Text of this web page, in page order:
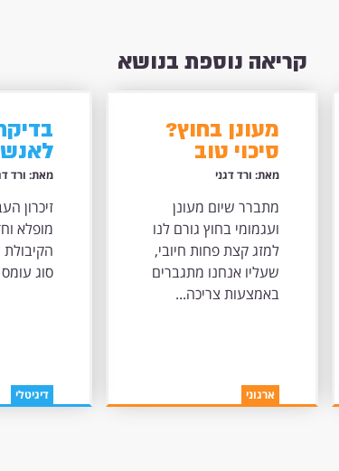
קריאה נוספת בנושא
מעונן בחוץ?
סיכוי טוב
לחשיבה בהירה
מאת: ורד דגני
מתברר שיום מעונן
ועגמומי בחוץ גורם לנו
למזג קצת פחות חיובי,
שעליו אנחנו מתגברים
באמצעות צריכה...
ארגוני
האם
מאת: ורד
זיכרון
מופלא
סוג
דיגיטלי